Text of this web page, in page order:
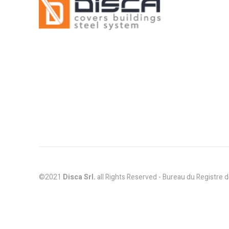
©2021 Disca Srl. all Rights Reserved - Bureau du Registre